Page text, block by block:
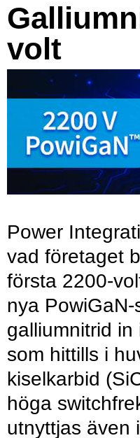
volt
Power
vad företaget
första 2200-
nya
galliumnitrid
som hittills i
kiselkarbid
höga
utnyttjas även